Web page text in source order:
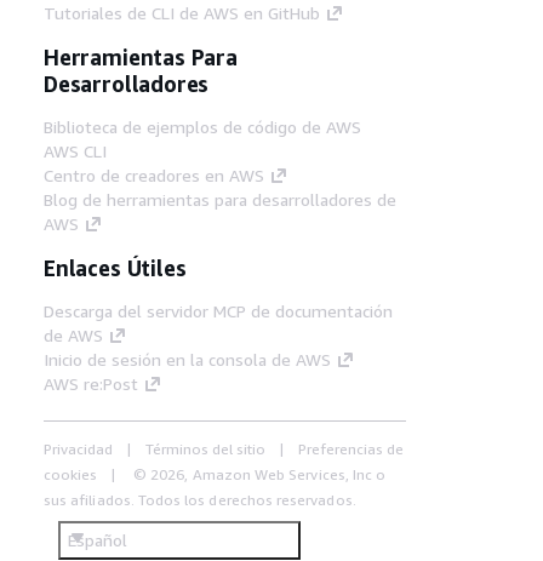
Tutoriales de CLI de AWS en GitHub
Herramientas Para
Desarrolladores
Biblioteca de ejemplos de código de AWS
AWS CLI
Centro de creadores en AWS
Blog de herramientas para desarrolladores de
AWS
Enlaces Útiles
Descarga del servidor MCP de documentación
de AWS
Inicio de sesión en la consola de AWS
AWS re:Post
Privacidad Términos del sitio
Preferencias de
cookies
© 2026, Amazon Web Services, Inc o
sus afiliados. Todos los derechos reservados.
Español